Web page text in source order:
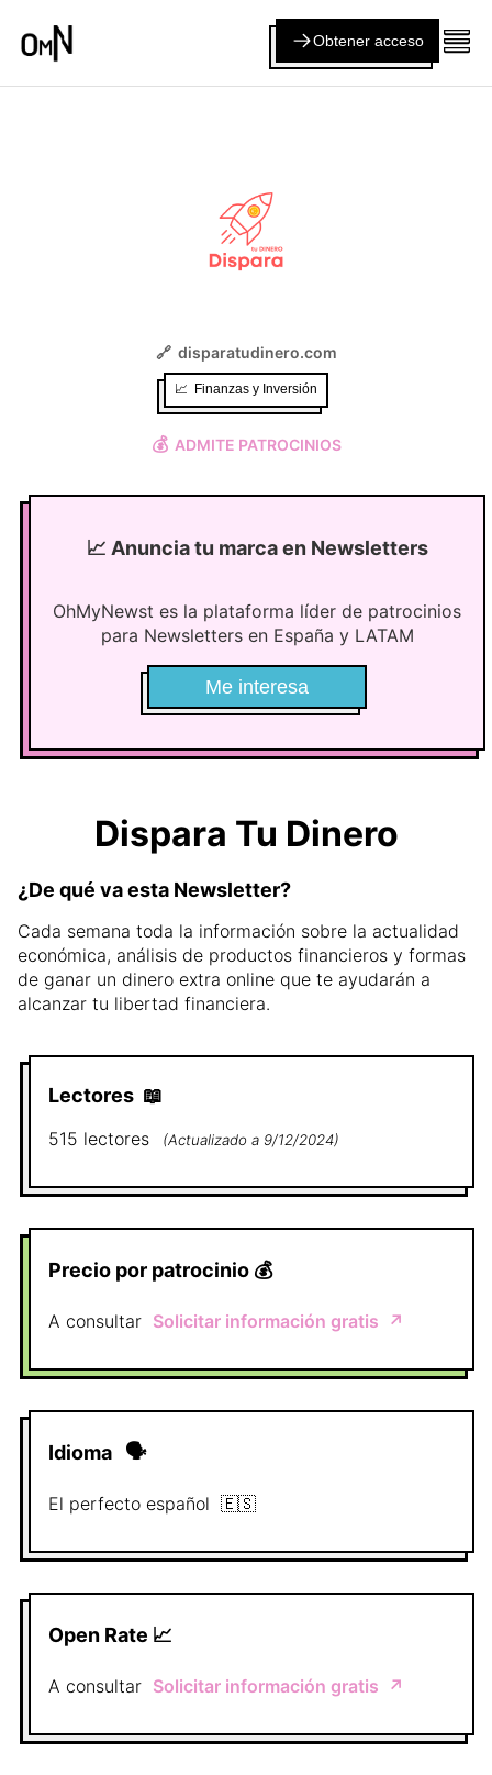
Obtener acceso
🔗 disparatudinero.com
📈 Finanzas y Inversión
💰 ADMITE PATROCINIOS
📈 Anuncia tu marca en Newsletters
OhMyNewst es la plataforma líder de patrocinios
para Newsletters en España y LATAM
Me interesa
Dispara Tu Dinero
¿De qué va esta Newsletter?
Cada semana toda la información sobre la actualidad
económica, análisis de productos financieros y formas
de ganar un dinero extra online que te ayudarán a
alcanzar tu libertad financiera.
Lectores 📖
515 lectores (Actualizado a 9/12/2024)
Precio por patrocinio 💰
A consultar Solicitar información gratis ↗️
Idioma 🗣
El perfecto español 🇪🇸
Open Rate 📈
A consultar Solicitar información gratis ↗️